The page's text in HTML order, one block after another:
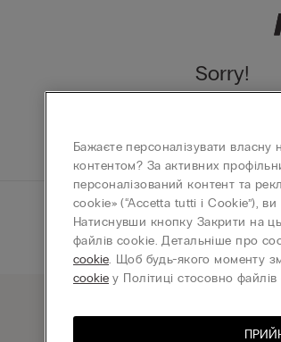
Sorry!
Go to
КОМПАНІЯ
Бажаєте персоналізувати власну
контентом? За активних
персоналізований контент та
cookie» (“Accetta tutti i Cookie”),
Натиснувши кнопку Закрити на
файлів cookie. Детальніше про
cookie. Щоб будь-якого моменту
cookie у Політиці стосовно